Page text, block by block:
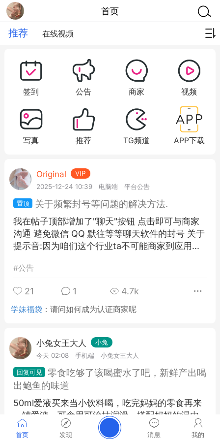
首页 发现 消息 我的
首页
推荐 在线视频
签到 公告 商家 视频
写真 推荐 TG频道 APP下载
Original
VIP
2025-12-24 10:39
电脑端 平台公告
关于频繁封号等问题的解决方法.
我在帖子顶部增加了"聊天"按钮 点击即可与商家
沟通 避免微信 QQ 默往等等聊天软件的封号 关于
提示音:因为咱们这个行业ta不可能商家到应用...
#公告
21 1 4.7k
学妹福袋 ：请问如何成为认证商家呢
小兔女王大人
小兔
今天 02:08
手机端 小兔女王大人
零食吃够了该喝蜜水了吧，新鲜产出喝
出鲍鱼的味道
50ml爱液买来当小饮料喝，吃完妈妈的零食再来
一罐爱液，可食用可涂抹润滑，搭配妈妈的湿内
内润滑套鸡鸡上，给予你最真实的感受，加